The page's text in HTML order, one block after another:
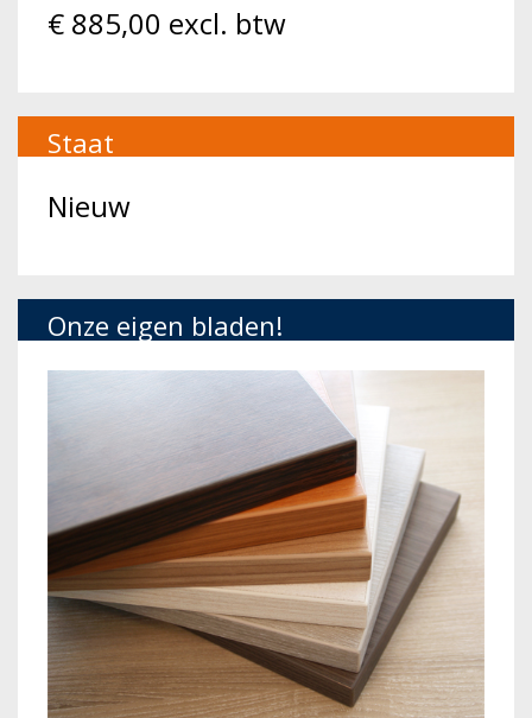
€ 885,00 excl. btw
Staat
Nieuw
Onze eigen bladen!